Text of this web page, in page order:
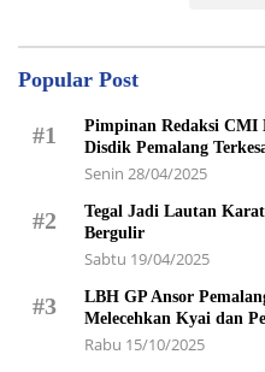
Popular Post
#1
Pimpinan Redaksi CMI
Disdik Pemalang
Senin 28/04/2025
#2
Tegal Jadi Lautan
Bergulir
Sabtu 19/04/2025
#3
LBH GP Ansor
Melecehkan Kyai dan
Rabu 15/10/2025